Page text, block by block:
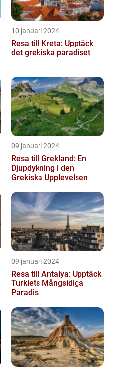
10 januari 2024
Resa till Kreta: Upptäck
det grekiska paradiset
09 januari 2024
Resa till Grekland: En
Djupdykning i den
Grekiska Upplevelsen
09 januari 2024
Resa till Antalya: Upptäck
Turkiets Mångsidiga
Paradis